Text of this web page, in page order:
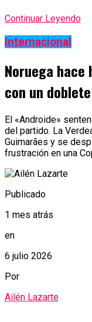
Continuar Leyendo
Internacional
Noruega
con un
El «Androide»
del partido. La
Guimarães y se
frustración en una
Publicado
1 mes atrás
en
6 julio 2026
Por
Ailén Lazarte